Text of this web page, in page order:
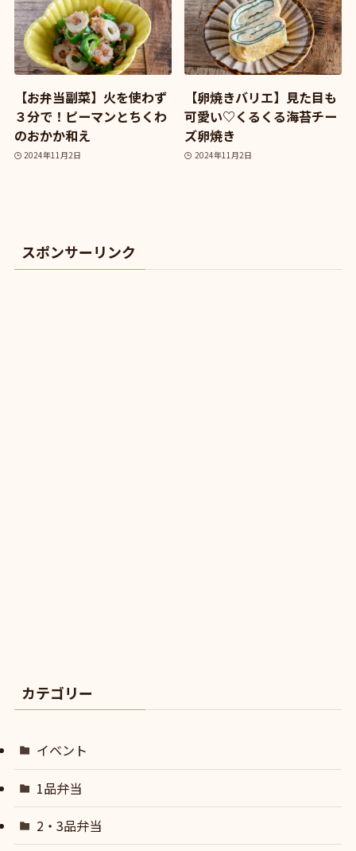
【お弁当副菜】火を使わず
３分で！ピーマンとちくわ
のおかか和え
2024年11月2日
【卵焼きバリエ】見た目も
可愛い♡くるくる海苔チー
ズ卵焼き
2024年11月2日
スポンサーリンク
カテゴリー
イベント
1品弁当
2・3品弁当